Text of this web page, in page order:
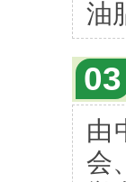
油
03
由
会